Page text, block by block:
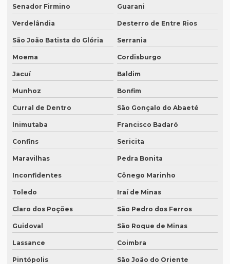
Revisão gramatical profissional
Revisão em ingles
Revisão de teses e dissertações
Revisão de texto acadêmico preço
Revisão de texto em inglês preço
Revisão de textos academicos
Revisão de textos em alemão
Revisão de textos em árabe
Revisão de textos em coreano
Revisão de textos em espanhol
Revisão de textos em francês
Senador Firmino Guarani
Verdelândia Desterro de Entre Rios
São João Batista do Glória Serrania
Moema Cordisburgo
Jacuí Baldim
Munhoz Bonfim
Curral de Dentro São Gonçalo do Abaeté
Inimutaba Francisco Badaró
Confins Sericita
Maravilhas Pedra Bonita
Inconfidentes Cônego Marinho
Toledo Iraí de Minas
Claro dos Poções São Pedro dos Ferros
Guidoval São Roque de Minas
Lassance Coimbra
Pintópolis São João do Oriente